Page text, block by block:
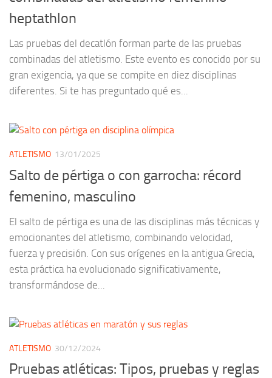
heptathlon
Las pruebas del decatlón forman parte de las pruebas
combinadas del atletismo. Este evento es conocido por su
gran exigencia, ya que se compite en diez disciplinas
diferentes. Si te has preguntado qué es...
ATLETISMO 13/01/2025
Salto de pértiga o con garrocha: récord
femenino, masculino
El salto de pértiga es una de las disciplinas más técnicas y
emocionantes del atletismo, combinando velocidad,
fuerza y precisión. Con sus orígenes en la antigua Grecia,
esta práctica ha evolucionado significativamente,
transformándose de...
ATLETISMO 30/12/2024
Pruebas atléticas: Tipos, pruebas y reglas